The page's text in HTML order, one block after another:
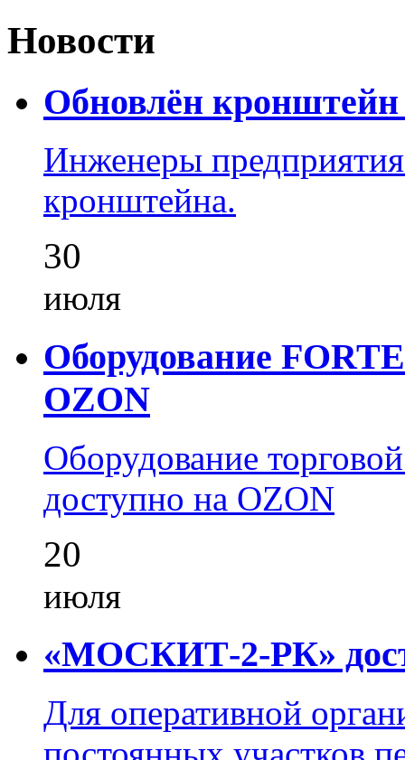
Новости
Обновлён
Инженеры
кронштейна.
30
июля
Оборудование
OZON
Оборудование
доступно на OZON
20
июля
«МОСКИТ-2-РК»
Для оперативной